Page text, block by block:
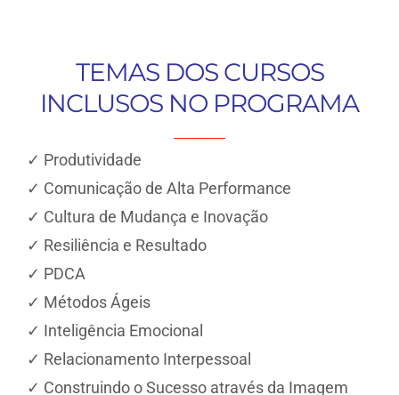
TEMAS DOS CURSOS
INCLUSOS NO PROGRAMA
✓ Produtividade
✓ Comunicação de Alta Performance
✓ Cultura de Mudança e Inovação
✓ Resiliência e Resultado
✓ PDCA
✓ Métodos Ágeis
✓ Inteligência Emocional
✓ Relacionamento Interpessoal
✓ Construindo o Sucesso através da Imagem